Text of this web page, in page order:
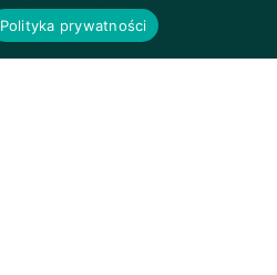
Polityka prywatności